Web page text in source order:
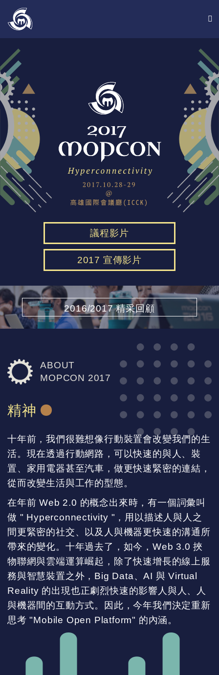
議程影片
2017 宣傳影片
2016/2017 精采回顧
ABOUT
MOPCON 2017
精神
十年前，我們很難想像行動裝置會改變我們的生
活。現在透過行動網路，可以快速的與人、裝
置、家用電器甚至汽車，做更快速緊密的連結，
從而改變生活與工作的型態。
在年前 Web 2.0 的概念出來時，有⼀個詞彙叫
做 " Hyperconnectivity "，⽤以描述⼈與⼈之
間更緊密的社交、以及⼈與機器更快速的溝通所
帶來的變化。十年過去了，如今，Web 3.0 挾
物聯網與雲端運算崛起，除了快速增長的線上服
務與智慧裝置之外，Big Data、AI 與 Virtual
Reality 的出現也正劇烈快速的影響人與人、人
與機器間的互動方式。因此，今年我們決定重新
思考 "Mobile Open Platform" 的內涵。